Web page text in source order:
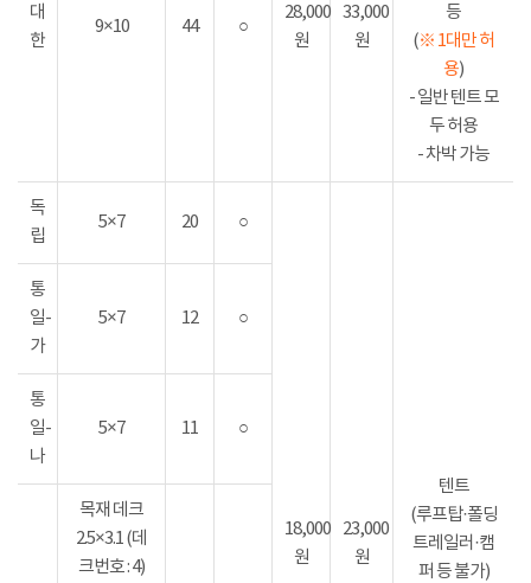
대
한
9×10 44 ○
28,000
원
33,000
원
등
(※ 1대만 허
용)
- 일반 텐트 모
두 허용
- 차박 가능
독
립
5×7 20 ○
18,000
원
23,000
원
텐트
(루프탑·폴딩
트레일러·캠
퍼 등 불가)
통
일-
가
5×7 12 ○
통
일-
나
5×7 11 ○
목재 데크
2.5×3.1 (데
크번호 : 4)